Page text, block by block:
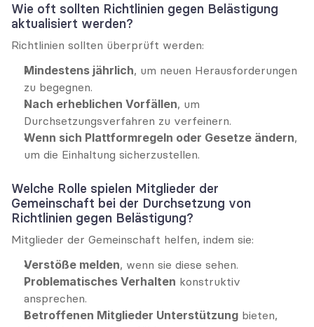
Wie oft sollten Richtlinien gegen Belästigung
aktualisiert werden?
Richtlinien sollten überprüft werden:
Mindestens jährlich, um neuen Herausforderungen
zu begegnen.
Nach erheblichen Vorfällen, um
Durchsetzungsverfahren zu verfeinern.
Wenn sich Plattformregeln oder Gesetze ändern,
um die Einhaltung sicherzustellen.
Welche Rolle spielen Mitglieder der
Gemeinschaft bei der Durchsetzung von
Richtlinien gegen Belästigung?
Mitglieder der Gemeinschaft helfen, indem sie:
Verstöße melden, wenn sie diese sehen.
Problematisches Verhalten konstruktiv
ansprechen.
Betroffenen Mitglieder Unterstützung bieten,